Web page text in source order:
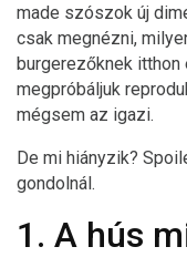
made szószok új
csak megnézni,
burgerezőknek itthon
megpróbáljuk
mégsem az igazi.
De mi hiányzik?
gondolnál.
1. A hús